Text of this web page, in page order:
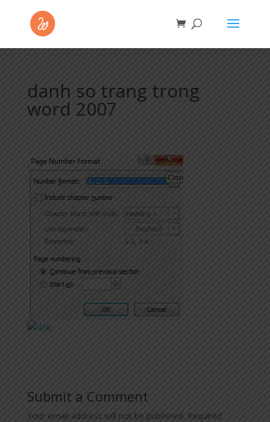
danh so trang trong
word 2007
Submit a Comment
Your email address will not be published. Required